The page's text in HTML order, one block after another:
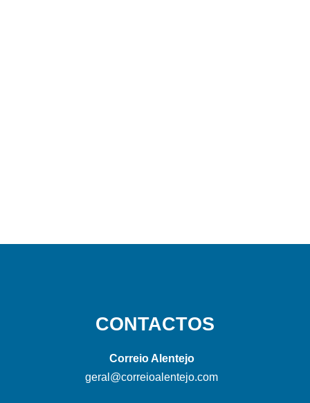
CONTACTOS
Correio Alentejo
geral@correioalentejo.com